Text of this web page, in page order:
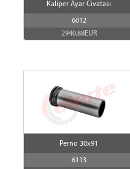
Kaliper Ayar Civatası
6012
2940,88EUR
Perno 30x91
6113